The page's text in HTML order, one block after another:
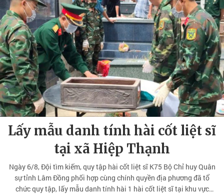
Lấy mẫu danh tính hài cốt liệt sĩ
tại xã Hiệp Thạnh
Ngày 6/8, Đội tìm kiếm, quy tập hài cốt liệt sĩ K75 Bộ Chỉ huy Quân
sự tỉnh Lâm Đồng phối hợp cùng chính quyền địa phương đã tổ
chức quy tập, lấy mẫu danh tính hài 1 hài cốt liệt sĩ tại khu vực